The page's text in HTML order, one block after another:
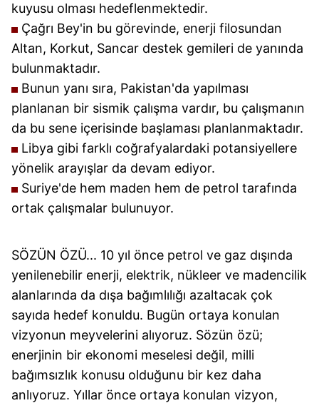
kuyusu olması hedeflenmektedir.
Çağrı Bey'in bu görevinde, enerji filosundan
Altan, Korkut, Sancar destek gemileri de yanında
bulunmaktadır.
Bunun yanı sıra, Pakistan'da yapılması
planlanan bir sismik çalışma vardır, bu çalışmanın
da bu sene içerisinde başlaması planlanmaktadır.
Libya gibi farklı coğrafyalardaki potansiyellere
yönelik arayışlar da devam ediyor.
Suriye'de hem maden hem de petrol tarafında
ortak çalışmalar bulunuyor.
SÖZÜN ÖZÜ... 10 yıl önce petrol ve gaz dışında
yenilenebilir enerji, elektrik, nükleer ve madencilik
alanlarında da dışa bağımlılığı azaltacak çok
sayıda hedef konuldu. Bugün ortaya konulan
vizyonun meyvelerini alıyoruz. Sözün özü;
enerjinin bir ekonomi meselesi değil, milli
bağımsızlık konusu olduğunu bir kez daha
anlıyoruz. Yıllar önce ortaya konulan vizyon,